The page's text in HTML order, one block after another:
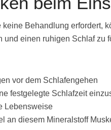
Behandlung erfordert,
einen ruhigen Schlaf zu
vor dem Schlafengehen
festgelegte Schlafzeit
Lebensweise
an diesem Mineralstoff